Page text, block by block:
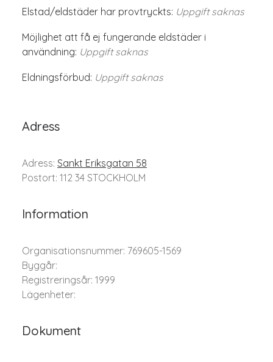
Elstad/eldstäder har provtryckts: Uppgift saknas
Möjlighet att få ej fungerande eldstäder i
användning: Uppgift saknas
Eldningsförbud: Uppgift saknas
Adress
Adress: Sankt Eriksgatan 58
Postort: 112 34 STOCKHOLM
Information
Organisationsnummer: 769605-1569
Byggår:
Registreringsår: 1999
Lägenheter:
Dokument